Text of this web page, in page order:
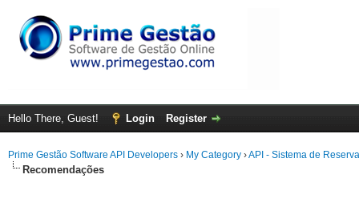
Hello There, Guest! Login Register
Prime Gestão Software API Developers › My Category ›API - Sistema de
Recomendações